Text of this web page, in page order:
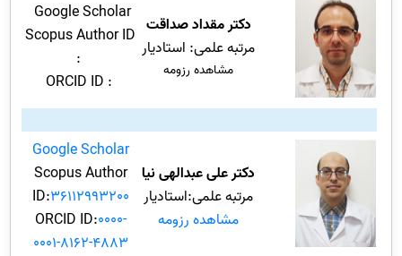
دکتر مقداد صداقت
مرتبه علمی: استادیار
مشاهده رزومه
Google Scholar
Scopus Author ID
:
ORCID ID :
دکتر علی عبدالهی نیا
مرتبه علمی:استادیار
مشاهده رزومه
Google Scholar
Scopus Author
ID:36112993200
ORCID ID:0000-
0001-8162-4883